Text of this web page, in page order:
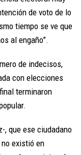
de voto de lo
tiempo se ve que
al engaño”.
de indecisos,
con elecciones
terminaron
, que ese ciudadano
no existió en